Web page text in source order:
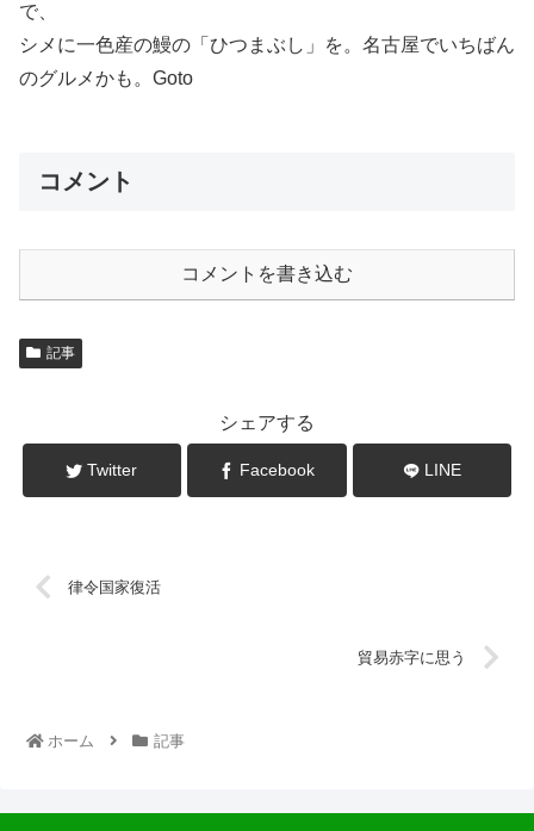
で、
シメに一色産の鰻の「ひつまぶし」を。名古屋でいちばん
のグルメかも。Goto
コメント
コメントを書き込む
記事
シェアする
Twitter Facebook LINE
律令国家復活
貿易赤字に思う
ホーム 記事